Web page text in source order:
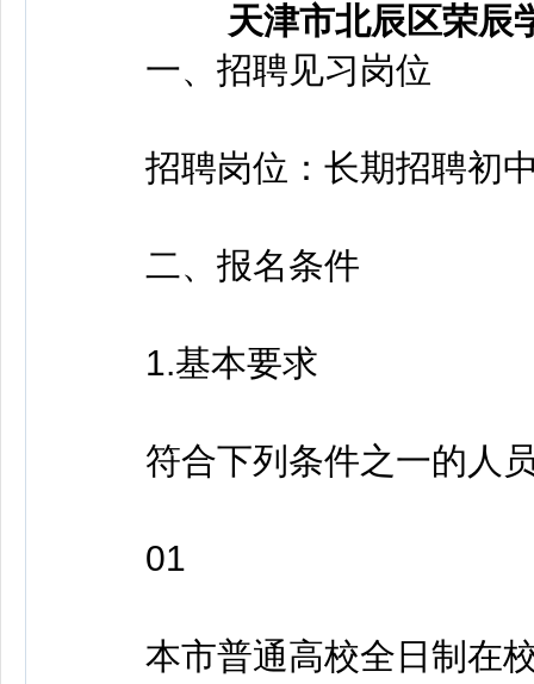
天津市北辰区荣辰
一、招聘见习岗位
招聘岗位：长期招聘初中
二、报名条件
1.基本要求
符合下列条件之一的人员
01
本市普通高校全日制在校